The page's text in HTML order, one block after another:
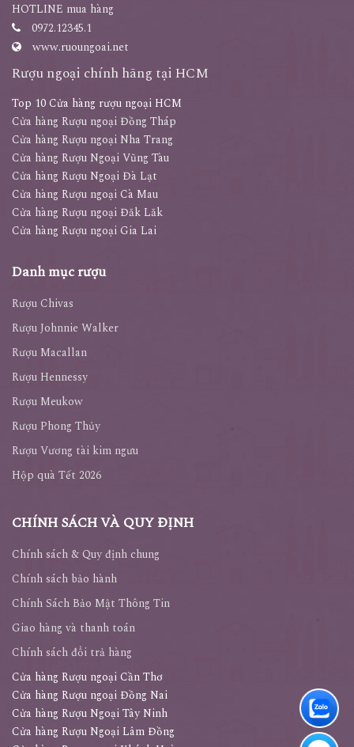
HOTLINE mua hàng
0972.12345.1
www.ruoungoai.net
Rượu ngoại chính hãng tại HCM
Top 10 Cửa hàng rượu ngoại HCM
Cửa hàng Rượu ngoại Đồng Tháp
Cửa hàng Rượu ngoại Nha Trang
Cửa hàng Rượu Ngoại Vũng Tàu
Cửa hàng Rượu Ngoại Đà Lạt
Cửa hàng Rượu ngoại Cà Mau
Cửa hàng Rượu ngoại Đăk Lăk
Cửa hàng Rượu ngoại Gia Lai
Danh mục rượu
Rượu Chivas
Rượu Johnnie Walker
Rượu Macallan
Rượu Hennessy
Rượu Meukow
Rượu Phong Thủy
Rượu Vương tài kim ngưu
Hộp quà Tết 2026
CHÍNH SÁCH VÀ QUY ĐỊNH
Chính sách & Quy định chung
Chính sách bảo hành
Chính Sách Bảo Mật Thông Tin
Giao hàng và thanh toán
Chính sách đổi trả hàng
Cửa hàng Rượu ngoại Cần Thơ
Cửa hàng Rượu ngoại Đồng Nai
Cửa hàng Rượu Ngoại Tây Ninh
Cửa hàng Rượu Ngoại Lâm Đồng